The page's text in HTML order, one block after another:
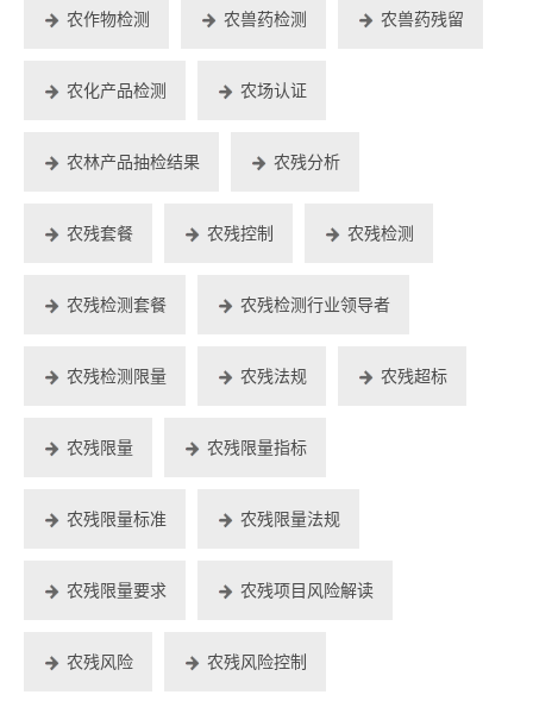
农作物检测 农兽药检测 农兽药残留
农化产品检测 农场认证
农林产品抽检结果 农残分析
农残套餐 农残控制 农残检测
农残检测套餐 农残检测行业领导者
农残检测限量 农残法规 农残超标
农残限量 农残限量指标
农残限量标准 农残限量法规
农残限量要求 农残项目风险解读
农残风险 农残风险控制